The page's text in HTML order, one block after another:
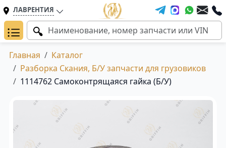
ЛАВРЕНТИЯ
Главная
Каталог
Разборка Скания, Б/У запчасти для грузовиков
1114762 Самоконтрящаяся гайка (Б/У)